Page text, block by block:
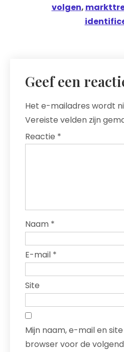
volgen,
Geef een
Het e-mailadres wordt
Vereiste velden zijn
Reactie *
Naam *
E-mail *
Site
Mijn naam, e-mail en
browser voor de